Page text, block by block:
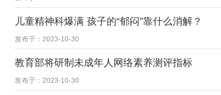
儿童精神科爆满 孩子的“郁闷”靠什么消解？
发布于：2023-10-30
教育部将研制未成年人网络素养测评指标
发布于：2023-10-30